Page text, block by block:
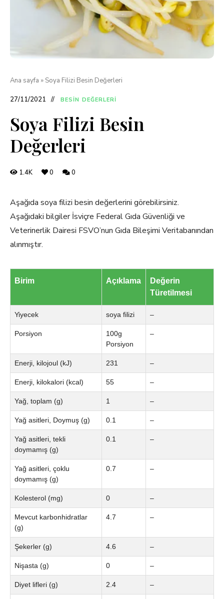
Ana sayfa » Soya Filizi Besin Değerleri
27/11/2021 BESIN DEĞERLERI
Soya Filizi Besin
Değerleri
1.4K 0 0
Aşağıda soya filizi besin değerlerini görebilirsiniz.
Aşağıdaki bilgiler İsviçre Federal Gıda Güvenliği ve
Veterinerlik Dairesi FSVO’nun Gıda Bileşimi Veritabanından
alınmıştır.
Birim Açıklama
Değerin
Türetilmesi
Yiyecek soya filizi –
Porsiyon
100g
Porsiyon
–
Enerji, kilojoul (kJ) 231 –
Enerji, kilokalori (kcal) 55 –
Yağ, toplam (g) 1 –
Yağ asitleri, Doymuş (g) 0.1 –
Yağ asitleri, tekli
doymamış (g)
0.1 –
Yağ asitleri, çoklu
doymamış (g)
0.7 –
Kolesterol (mg) 0 –
Mevcut karbonhidratlar
(g)
4.7 –
Şekerler (g) 4.6 –
Nişasta (g) 0 –
Diyet lifleri (g) 2.4 –